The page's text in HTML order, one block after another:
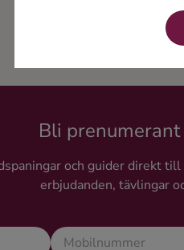
Bli prenumerant
och guider direkt
erbjudanden, tävlingar